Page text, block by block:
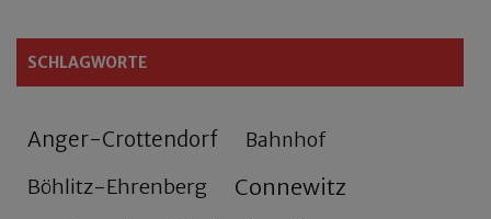
SCHLAGWORTE
Anger-Crottendorf Bahnhof
Böhlitz-Ehrenberg Connewitz